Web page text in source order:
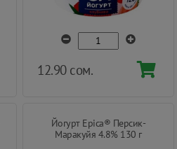
12.90 сом.
Йогурт Epica® Персик-
Маракуйя 4.8% 130 г